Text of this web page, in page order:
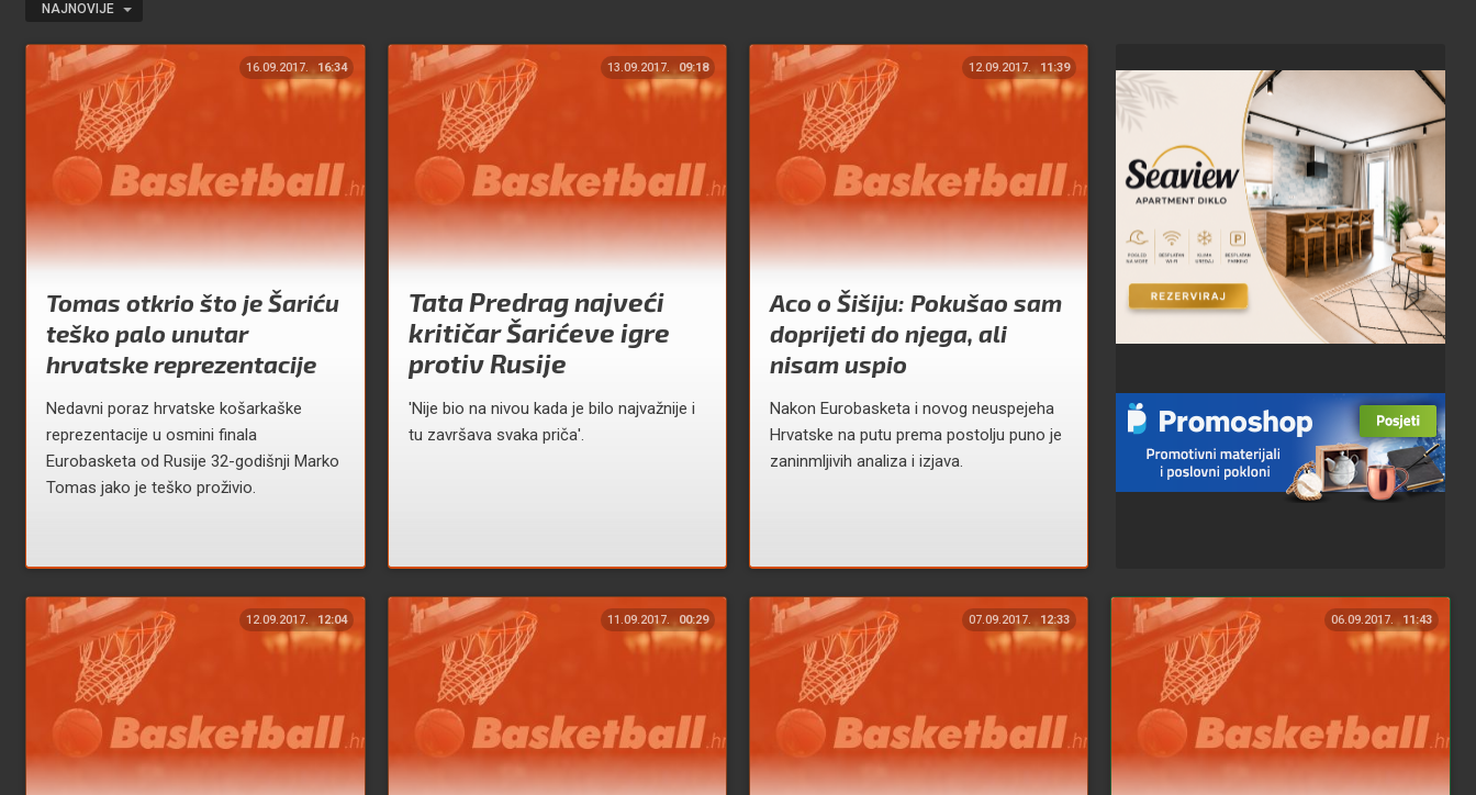
NAJNOVIJE
16.09.2017. 16:34
Tomas otkrio što je Šariću
teško palo unutar
hrvatske reprezentacije
Nedavni poraz hrvatske košarkaške
reprezentacije u osmini finala
Eurobasketa od Rusije 32-godišnji Marko
Tomas jako je teško proživio.
13.09.2017. 09:18
Tata Predrag najveći
kritičar Šarićeve igre
protiv Rusije
'Nije bio na nivou kada je bilo najvažnije i
tu završava svaka priča'.
12.09.2017. 11:39
Aco o Šišiju: Pokušao sam
doprijeti do njega, ali
nisam uspio
Nakon Eurobasketa i novog neuspejeha
Hrvatske na putu prema postolju puno je
zaninmljivih analiza i izjava.
12.09.2017. 12:04 11.09.2017. 00:29 07.09.2017. 12:33 06.09.2017. 11:43